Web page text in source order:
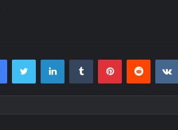
FacebookTwitter LinkedInTumblr PinterestReddit